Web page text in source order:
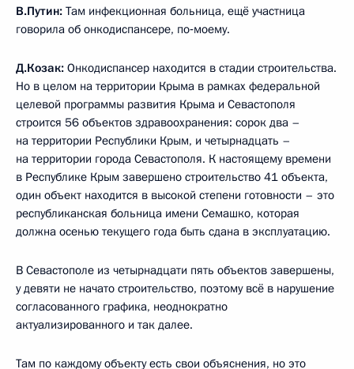
В.Путин: Там инфекционная больница, ещё участница
говорила об онкодиспансере, по‑моему.
Д.Козак: Онкодиспансер находится в стадии строительства.
Но в целом на территории Крыма в рамках федеральной
целевой программы развития Крыма и Севастополя
строится 56 объектов здравоохранения: сорок два –
на территории Республики Крым, и четырнадцать –
на территории города Севастополя. К настоящему времени
в Республике Крым завершено строительство 41 объекта,
один объект находится в высокой степени готовности – это
республиканская больница имени Семашко, которая
должна осенью текущего года быть сдана в эксплуатацию.
В Севастополе из четырнадцати пять объектов завершены,
у девяти не начато строительство, поэтому всё в нарушение
согласованного графика, неоднократно
актуализированного и так далее.
Там по каждому объекту есть свои объяснения, но это